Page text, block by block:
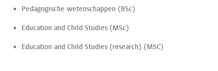
Pedagogische wetenschappen (BSc)
Education and Child Studies (MSc)
Education and Child Studies (research) (MSC)